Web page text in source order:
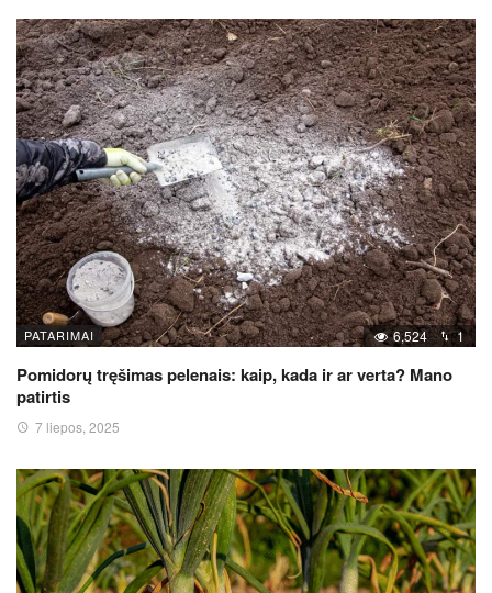
PATARIMAI 6,524 1
Pomidorų tręšimas pelenais: kaip, kada ir ar verta? Mano
patirtis
7 liepos, 2025